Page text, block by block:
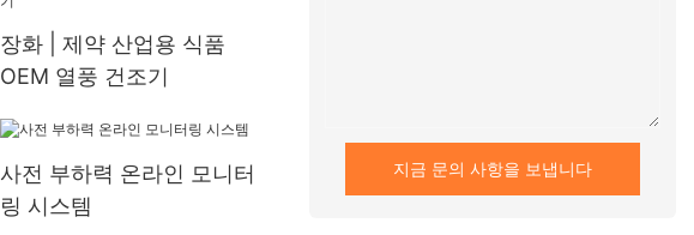
장화 | 제약 산업용 식품
OEM 열풍 건조기
사전 부하력 온라인 모니터
링 시스템
지금 문의 사항을 보냅니다